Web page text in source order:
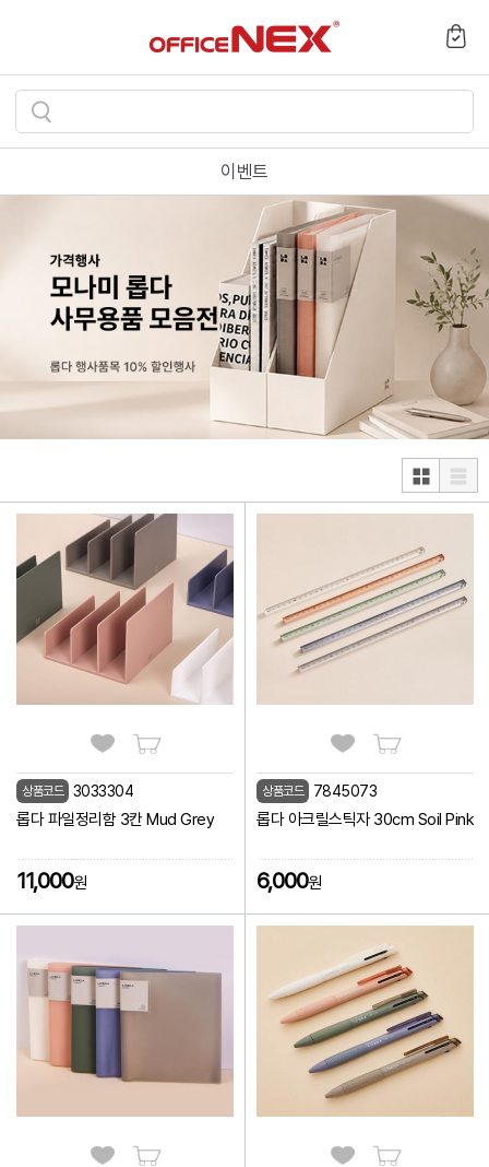
검
색
기
이벤트
상품코드 3033304
롭다 파일정리함 3칸 Mud Grey
11,000원
상품코드 7845073
롭다 아크릴스틱자 30cm Soil Pink
6,000원